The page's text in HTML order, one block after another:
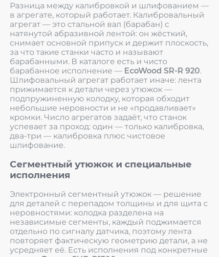
Разница между калибровкой и шлифованием —
в агрегате, который работает. Калибровальный
агрегат — это стальной вал (барабан) с
натянутой абразивной лентой: он жёсткий,
снимает основной припуск и держит плоскость,
за что такие станки часто и называют
барабанными. В каталоге есть и чисто
барабанное исполнение — EcoWood SR-R 920.
Шлифовальный агрегат работает иначе: лента
прижимается к детали через утюжок —
подпружиненную колодку, которая обходит
небольшие неровности и не «продавливает»
кромки. Число агрегатов задаёт, что станок
успевает за проход: один — только калибровка,
два-три — калибровка плюс чистовое
шлифование.
Сегментный утюжок и специальные
исполнения
Электронный сегментный утюжок — решение
для деталей с перепадом толщины и для щита с
неровностями: колодка разделена на
независимые сегменты, каждый поджимается
отдельно по сигналу датчика, поэтому лента
повторяет фактическую геометрию детали, а не
усредняет её. Есть исполнения под конкретные